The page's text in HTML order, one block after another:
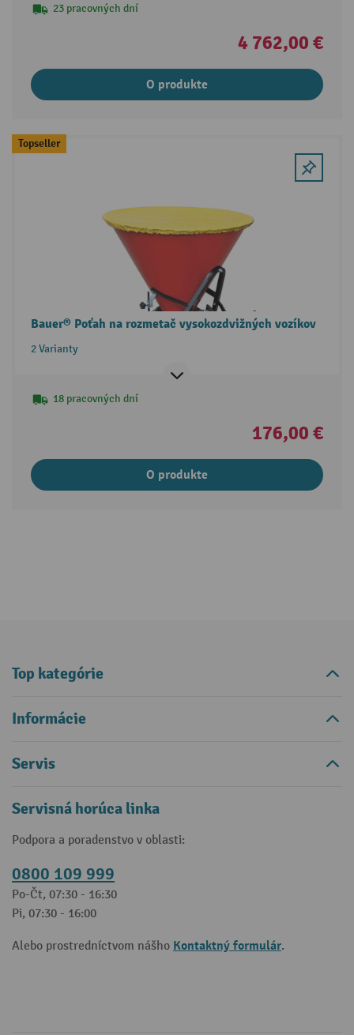
23 pracovných dní
4 762,00 €
O produkte
Topseller
Bauer® Poťah na rozmetač vysokozdvižných vozíkov
2 Varianty
18 pracovných dní
176,00 €
O produkte
Top kategórie
Informácie
Servis
Servisná horúca linka
Podpora a poradenstvo v oblasti:
0800 109 999
Po-Čt, 07:30 - 16:30
Pi, 07:30 - 16:00
Alebo prostredníctvom nášho Kontaktný formulár.